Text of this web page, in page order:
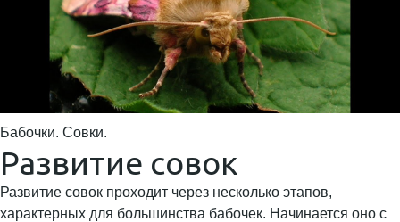
Бабочки. Совки.
Развитие совок
Развитие совок проходит через несколько этапов,
характерных для большинства бабочек. Начинается оно с